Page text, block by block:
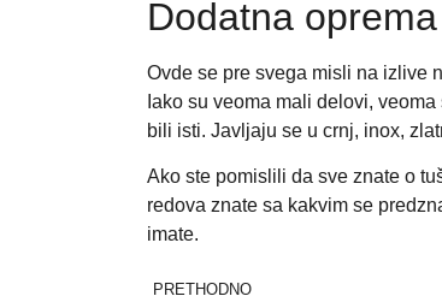
Dodatna oprema
Ovde se pre svega misli na izlive
Iako su veoma mali delovi,
bili isti. Javljaju se u crnj, inox,
Ako ste pomislili da sve znate o
redova znate sa kakvim se
imate.
PRETHODNO